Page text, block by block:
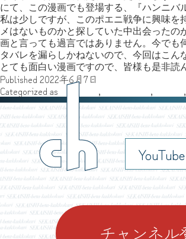
にて、この漫画でも登場する、『ハンニ
私は少しですが、このポエニ戦争に興味を
メはないものかと探していた中出会った
画と言っても過言ではありません。今でも
タバレを漏らしかねないので、今回はこ
とても面白い漫画ですので、皆様も是非
Published 2022年6月7日
Categorized as
, , ,
ch
チャンネ